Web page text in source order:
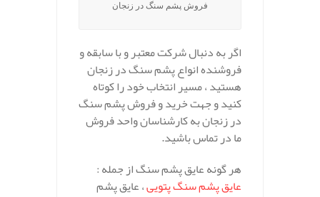
فروش پشم سنگ در زنجان
اگر به دنبال شرکت معتبر و با سابقه و
فروشنده انواع پشم سنگ در زنجان
هستید ، مسیر انتخاب خود را کوتاه
کنید و جهت خرید و فروش پشم سنگ
در زنجان به کارشناسان واحد فروش
ما در تماس باشید.
هر گونه عایق پشم سنگ از جمله :
عایق پشم سنگ پتویی، عایق پشم